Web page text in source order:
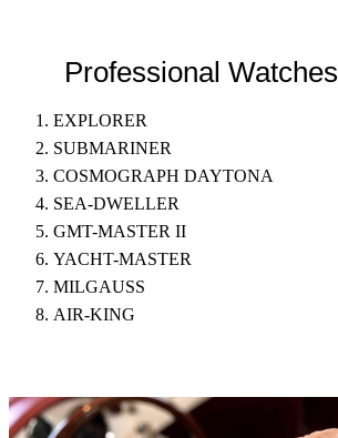
Professional Watches
EXPLORER
SUBMARINER
COSMOGRAPH DAYTONA
SEA-DWELLER
GMT-MASTER II
YACHT-MASTER
MILGAUSS
AIR-KING